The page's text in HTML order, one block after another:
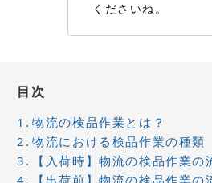
くださいね。
目次
物流の検品作業とは？
物流における検品作業の種類
【入荷時】物流の検品作業の